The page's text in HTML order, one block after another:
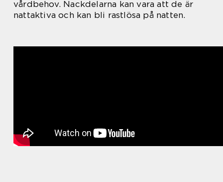
vårdbehov. Nackdelarna kan vara att de är
nattaktiva och kan bli rastlösa på natten.